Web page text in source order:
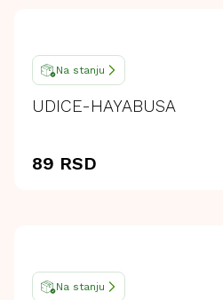
Na stanju
UDICE-HAYABUSA
89 RSD
Na stanju